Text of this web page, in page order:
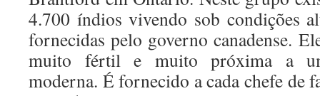
4.700 índios vivendo sob condições
fornecidas pelo governo canadense.
muito fértil e muito próxima a
moderna. É fornecido a cada chefe de